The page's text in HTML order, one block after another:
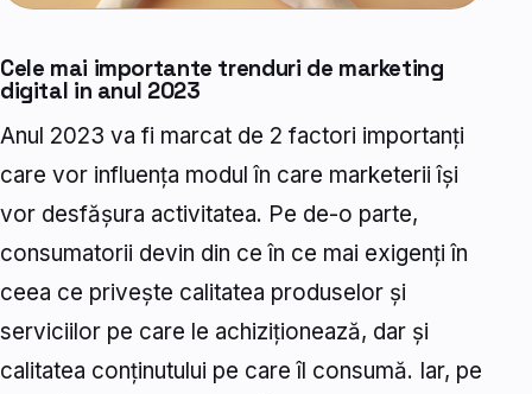
Cele mai importante trenduri de marketing
digital in anul 2023
Anul 2023 va fi marcat de 2 factori importanți
care vor influența modul în care marketerii își
vor desfășura activitatea. Pe de-o parte,
consumatorii devin din ce în ce mai exigenți în
ceea ce privește calitatea produselor și
serviciilor pe care le achiziționează, dar și
calitatea conținutului pe care îl consumă. Iar, pe